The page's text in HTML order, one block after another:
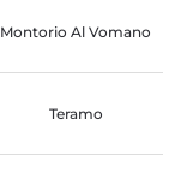
Montorio Al Vomano
Teramo